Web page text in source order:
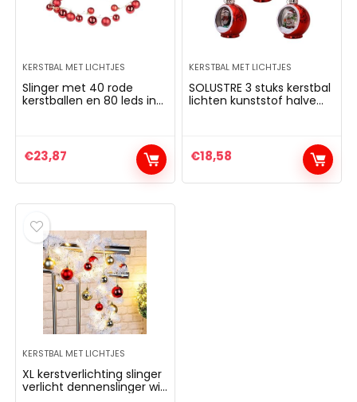
KERSTBAL MET LICHTJES
Slinger met 40 rode
kerstballen en 80 leds in
sfeerlicht…
€23,87
KERSTBAL MET LICHTJES
SOLUSTRE 3 stuks kerstbal
lichten kunststof halve
kerstboom vakantie party
voorkeur decoratie
€18,58
KERSTBAL MET LICHTJES
XL kerstverlichting slinger
verlicht dennenslinger wit